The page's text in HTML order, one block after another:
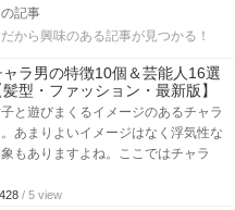
記事
から興味のある記事が見つかる！
ャラ男の特徴10個＆芸能人16選
髪型・ファッション・最新版】
と遊びまくるイメージのあるチャラ
あまりよいイメージはなく浮気性な
もありますよね。ここではチャラ
/ 5 view